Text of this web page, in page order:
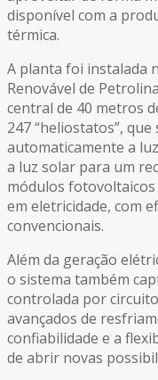
disponível com a
térmica.
A planta foi instalada
Renovável de
central de 40 metros
247 “heliostatos”,
automaticamente a
a luz solar para um
módulos fotovoltaicos
em eletricidade, com
convencionais.
Além da geração
o sistema também
controlada por
avançados de
confiabilidade e a
de abrir novas